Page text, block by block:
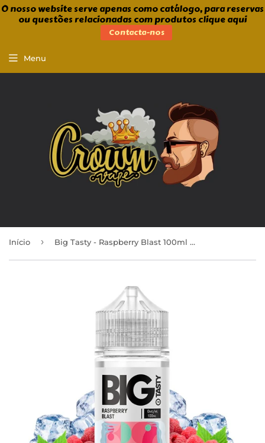
O nosso website serve apenas como catálogo, para reservas
ou questões relacionadas com produtos clique aqui
Contacta-nos
Menu
Início › Big Tasty - Raspberry Blast 100ml Shortfill